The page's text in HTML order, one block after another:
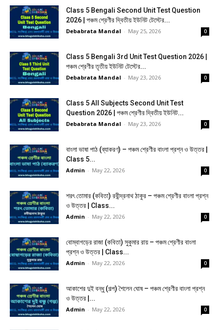
Class 5 Bengali Second Unit Test Question
2026 | পঞ্চম শ্রেণীর দ্বিতীয় ইউনিট টেস্টের...
Debabrata Mandal - May 25, 2026 0
Class 5 Bengali 3rd Unit Test Question 2026 |
পঞ্চম শ্রেণীর তৃতীয় ইউনিট টেস্টের...
Debabrata Mandal - May 23, 2026 0
Class 5 All Subjects Second Unit Test
Question 2026 | পঞ্চম শ্রেণীর দ্বিতীয় ইউনিট...
Debabrata Mandal - May 23, 2026 0
বাংলা ভাষা পাঠ (ব্যাকরণ) – পঞ্চম শ্রেণীর বাংলা প্রশ্ন ও উত্তর |
Class 5...
Admin - May 22, 2026 0
শরৎ তোমার (কবিতা) রবীন্দ্রনাথ ঠাকুর – পঞ্চম শ্রেণীর বাংলা প্রশ্ন
ও উত্তর | Class...
Admin - May 22, 2026 0
বোম্বাগড়ের রাজা (কবিতা) সুকুমার রায় – পঞ্চম শ্রেণীর বাংলা
প্রশ্ন ও উত্তর | Class...
Admin - May 22, 2026 0
আকাশের দুই বন্ধু (গল্প) শৈলেন ঘোষ – পঞ্চম শ্রেণীর বাংলা প্রশ্ন
ও উত্তর |...
Admin - May 22, 2026 0